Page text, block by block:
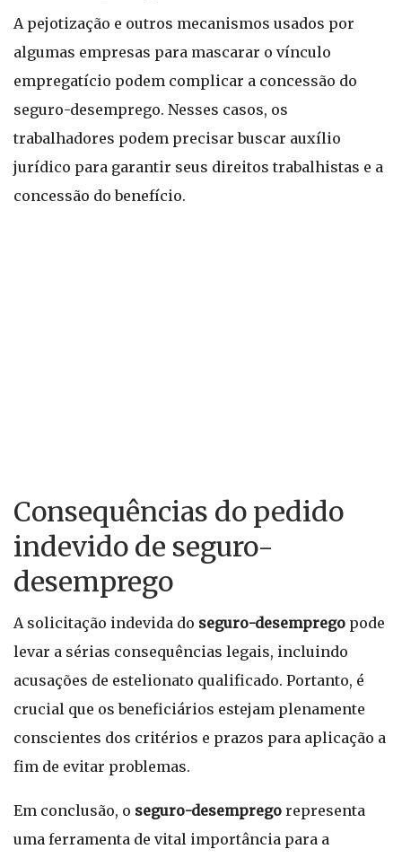
A pejotização e outros mecanismos usados por
algumas empresas para mascarar o vínculo
empregatício podem complicar a concessão do
seguro-desemprego. Nesses casos, os
trabalhadores podem precisar buscar auxílio
jurídico para garantir seus direitos trabalhistas e a
concessão do benefício.
Consequências do pedido
indevido de seguro-
desemprego
A solicitação indevida do seguro-desemprego pode
levar a sérias consequências legais, incluindo
acusações de estelionato qualificado. Portanto, é
crucial que os beneficiários estejam plenamente
conscientes dos critérios e prazos para aplicação a
fim de evitar problemas.
Em conclusão, o seguro-desemprego representa
uma ferramenta de vital importância para a